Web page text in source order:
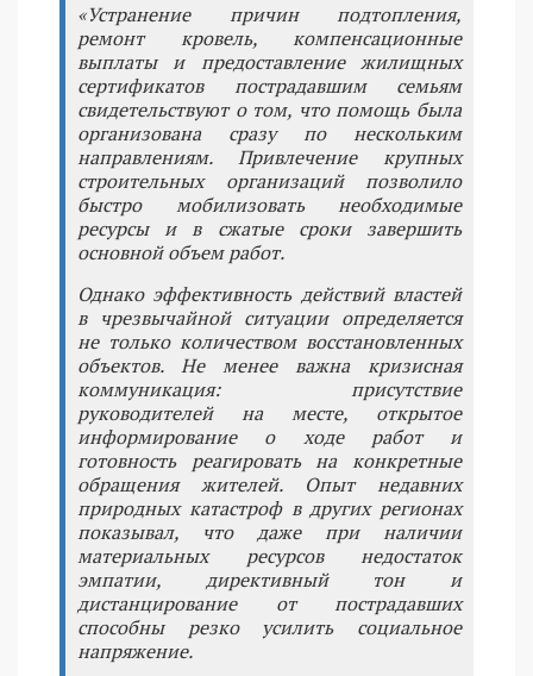
«Устранение причин подтопления,
ремонт кровель, компенсационные
выплаты и предоставление жилищных
сертификатов пострадавшим семьям
свидетельствуют о том, что помощь была
организована сразу по нескольким
направлениям. Привлечение крупных
строительных организаций позволило
быстро мобилизовать необходимые
ресурсы и в сжатые сроки завершить
основной объем работ.
Однако эффективность действий властей
в чрезвычайной ситуации определяется
не только количеством восстановленных
объектов. Не менее важна кризисная
коммуникация: присутствие
руководителей на месте, открытое
информирование о ходе работ и
готовность реагировать на конкретные
обращения жителей. Опыт недавних
природных катастроф в других регионах
показывал, что даже при наличии
материальных ресурсов недостаток
эмпатии, директивный тон и
дистанцирование от пострадавших
способны резко усилить социальное
напряжение.